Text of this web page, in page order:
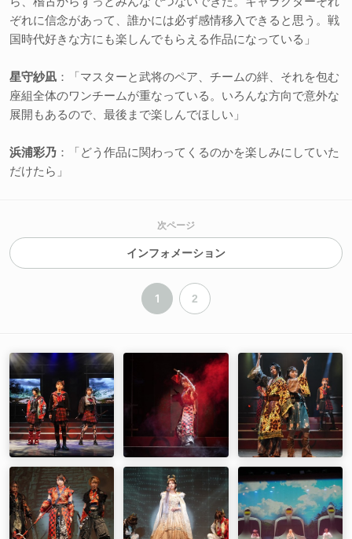
ぞれに信念があって、誰かには必ず感情移入できると思う。戦
国時代好きな方にも楽しんでもらえる作品になっている」
星守紗凪 ：「マスターと武将のペア、チームの絆、それを包む
座組全体のワンチームが重なっている。いろんな方向で意外な
展開もあるので、最後まで楽しんでほしい」
浜浦彩乃 ：「どう作品に関わってくるのかを楽しみにしていた
だけたら」
次ページ
インフォメーション
1 2